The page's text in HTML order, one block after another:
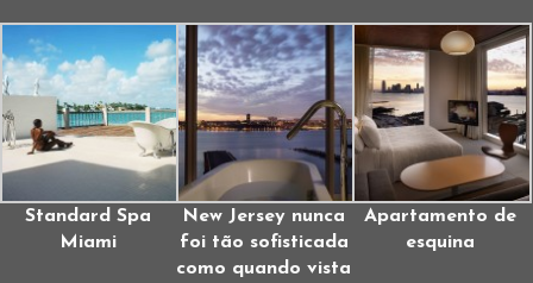
Standard Spa
Miami
New Jersey nunca
foi tão sofisticada
como quando vista
Apartamento de
esquina